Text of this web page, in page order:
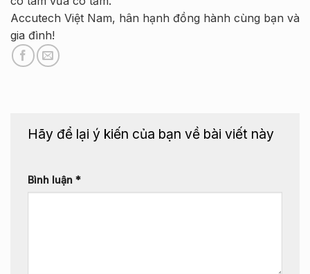
Accutech Việt Nam, hân hạnh đồng hành cùng bạn và
gia đình!
Hãy để lại ý kiến của bạn về bài viết này
Bình luận *